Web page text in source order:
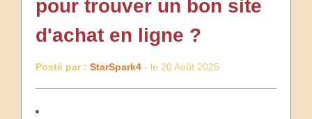
pour trouver un bon site
d'achat en ligne ?
Posté par : StarSpark4 - le 20 Août 2025